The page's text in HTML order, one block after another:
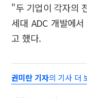
"두 기업이 각자의
세대 ADC 개발에
고 했다.
권미란 기자의 기사 더